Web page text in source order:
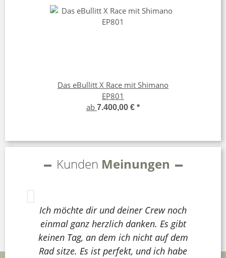
Das eBullitt X Race mit Shimano
EP801
ab 7.400,00 € *
Kunden Meinungen
Ich möchte dir und deiner Crew noch
einmal ganz herzlich danken. Es gibt
keinen Tag, an dem ich nicht auf dem
Rad sitze. Es ist perfekt, und ich habe